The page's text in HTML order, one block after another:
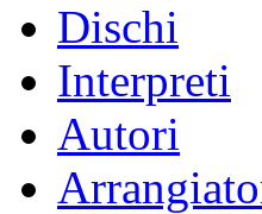
Dischi
Interpreti
Autori